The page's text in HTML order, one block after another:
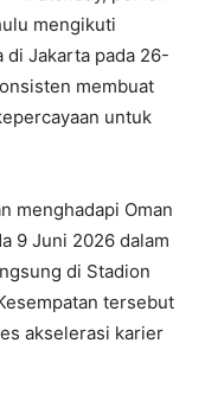
mengikuti
di Jakarta pada 26-
membuat
untuk
menghadapi Oman
9 Juni 2026 dalam
di Stadion
tersebut
akselerasi karier